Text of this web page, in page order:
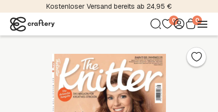
Kostenloser Versand bereits ab 24,95 €
0 0